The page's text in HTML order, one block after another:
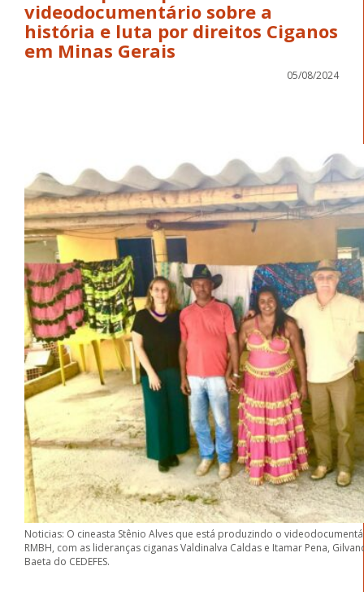
videodocumentário sobre a
história e luta por direitos Ciganos
em Minas Gerais
05/08/2024
Noticias: O cineasta Stênio Alves que está produzindo o
RMBH, com as lideranças ciganas Valdinalva Caldas e Itamar Pena,
Baeta do CEDEFES.